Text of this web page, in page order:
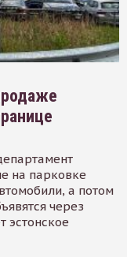
на парковке
а потом
через
эстонское